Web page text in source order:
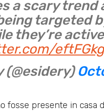
a scary
targeted
they’re
(@esidery)
fosse presente in casa